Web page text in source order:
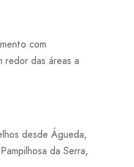
com
redor das áreas a
desde Águeda,
da Serra,